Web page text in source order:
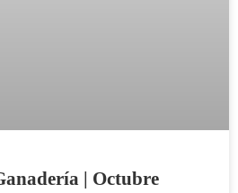
| Octubre